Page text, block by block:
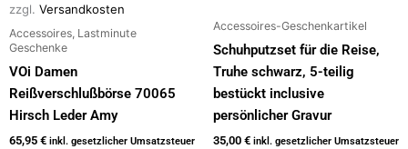
zzgl. Versandkosten
Accessoires, Lastminute
Geschenke
VOi Damen
Reißverschlußbörse 70065
Hirsch Leder Amy
65,95 € inkl. gesetzlicher Umsatzsteuer
Produktseite
gewählt
werden
Accessoires-Geschenkartikel
Schuhputzset für die Reise,
Truhe schwarz, 5-teilig
bestückt inclusive
persönlicher Gravur
35,00 € inkl. gesetzlicher Umsatzsteuer
gewählt
werden